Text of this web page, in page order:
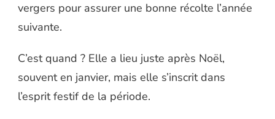
vergers pour assurer une bonne récolte l’année
suivante.
C’est quand ? Elle a lieu juste après Noël,
souvent en janvier, mais elle s’inscrit dans
l’esprit festif de la période.